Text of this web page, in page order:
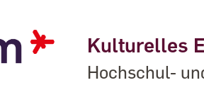
Kulturelles
Hochschul-